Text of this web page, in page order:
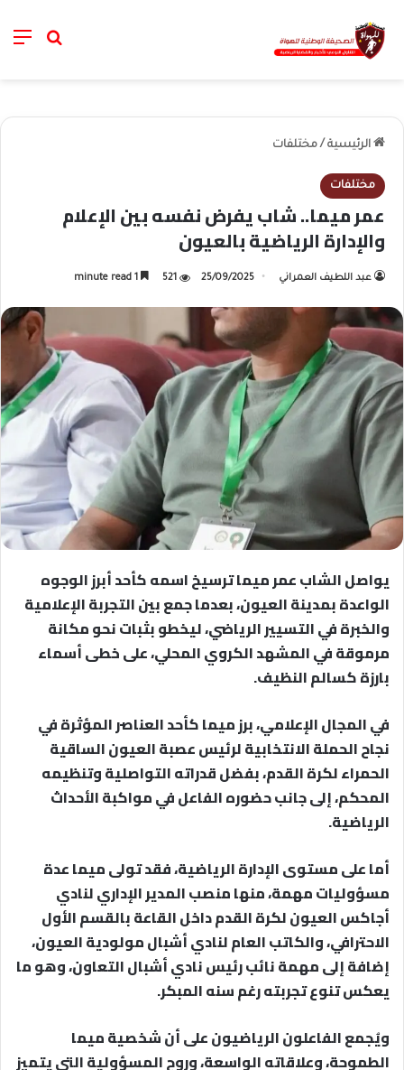
خانة
الرئيسية / مختلفات
مختلفات
عمر ميما.. شاب يفرض نفسه بين الإعلام
والإدارة الرياضية بالعيون
عبد اللطيف العمراني 25/09/2025
521
يواصل الشاب عمر ميما ترسيخ اسمه كأحد أبرز الوجوه
الواعدة بمدينة العيون، بعدما جمع بين التجربة الإعلامية
والخبرة في التسيير الرياضي، ليخطو بثبات نحو مكانة
مرموقة في المشهد الكروي المحلي، على خطى أسماء
بارزة كسالم النظيف.
في المجال الإعلامي، برز ميما كأحد العناصر المؤثرة في
نجاح الحملة الانتخابية لرئيس عصبة العيون الساقية
الحمراء لكرة القدم، بفضل قدراته التواصلية وتنظيمه
المحكم، إلى جانب حضوره الفاعل في مواكبة الأحداث
الرياضية.
أما على مستوى الإدارة الرياضية، فقد تولى ميما عدة
مسؤوليات مهمة، منها منصب المدير الإداري لنادي
أجاكس العيون لكرة القدم داخل القاعة بالقسم الأول
الاحترافي، والكاتب العام لنادي أشبال مولودية العيون،
إضافة إلى مهمة نائب رئيس نادي أشبال التعاون، وهو ما
يعكس تنوع تجربته رغم سنه المبكر.
ويُجمع الفاعلون الرياضيون على أن شخصية ميما
الطموحة، وعلاقاته الواسعة، وروح المسؤولية التي يتميز